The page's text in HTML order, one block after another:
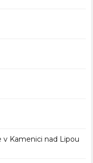
v Kamenici nad Lipou